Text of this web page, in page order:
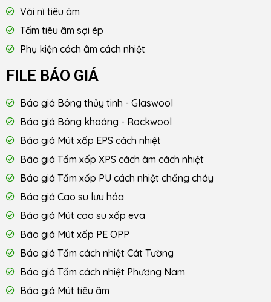
Vải nỉ tiêu âm
Tấm tiêu âm sợi ép
Phụ kiện cách âm cách nhiệt
FILE BÁO GIÁ
Báo giá Bông thủy tinh - Glaswool
Báo giá Bông khoáng - Rockwool
Báo giá Mút xốp EPS cách nhiệt
Báo giá Tấm xốp XPS cách âm cách nhiệt
Báo giá Tấm xốp PU cách nhiệt chống cháy
Báo giá Cao su lưu hóa
Báo giá Mút cao su xốp eva
Báo giá Mút xốp PE OPP
Báo giá Tấm cách nhiệt Cát Tường
Báo giá Tấm cách nhiệt Phương Nam
Báo giá Mút tiêu âm